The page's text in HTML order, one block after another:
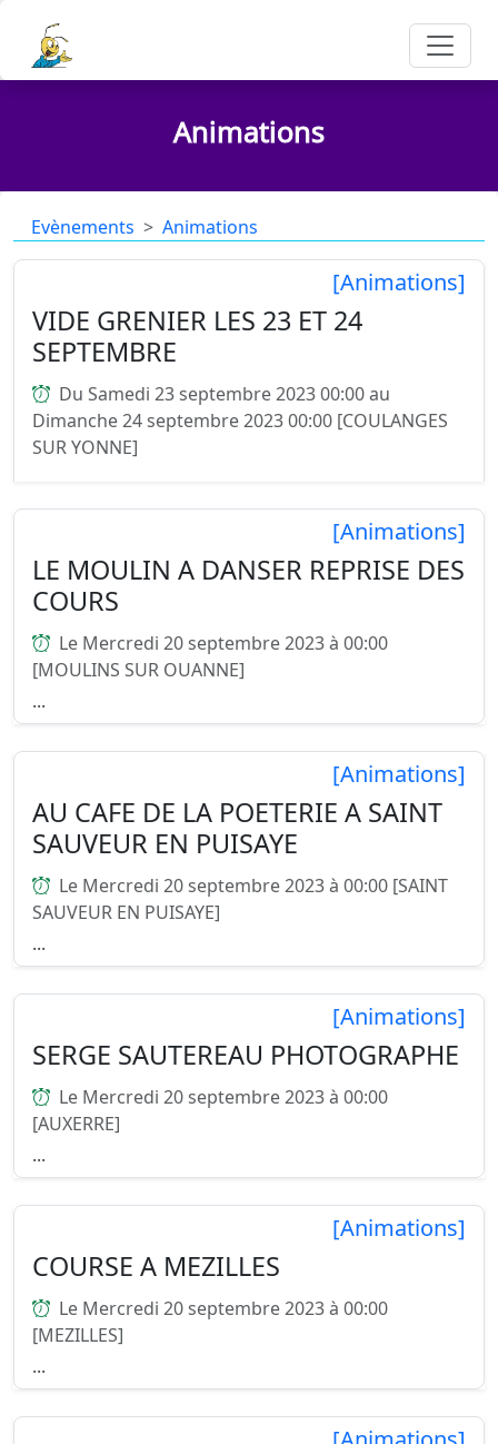
Animations
Evènements Animations
[Animations]
VIDE GRENIER LES 23 ET 24
SEPTEMBRE
Du Samedi 23 septembre 2023 00:00 au
Dimanche 24 septembre 2023 00:00 [COULANGES
SUR YONNE]
[Animations]
LE MOULIN A DANSER REPRISE DES
COURS
Le Mercredi 20 septembre 2023 à 00:00
[MOULINS SUR OUANNE]
...
[Animations]
AU CAFE DE LA POETERIE A SAINT
SAUVEUR EN PUISAYE
Le Mercredi 20 septembre 2023 à 00:00 [SAINT
SAUVEUR EN PUISAYE]
...
[Animations]
SERGE SAUTEREAU PHOTOGRAPHE
Le Mercredi 20 septembre 2023 à 00:00
[AUXERRE]
...
[Animations]
COURSE A MEZILLES
Le Mercredi 20 septembre 2023 à 00:00
[MEZILLES]
...